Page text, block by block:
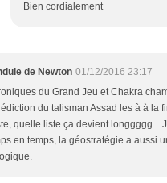
Bien cordialement
de Newton 01/12/2016 23:17
du Grand Jeu et Chakra
du talisman Assad les à à la
quelle liste ça devient
en temps, la géostratégie a aussi